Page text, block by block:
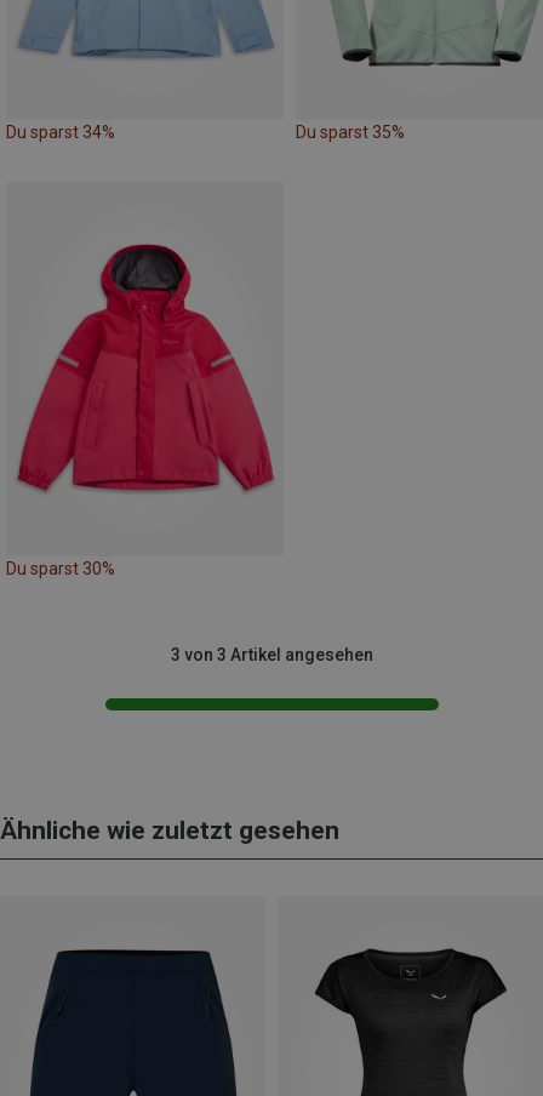
Du sparst 34% Du sparst 35%
Du sparst 30%
3 von 3 Artikel angesehen
Ähnliche wie zuletzt gesehen